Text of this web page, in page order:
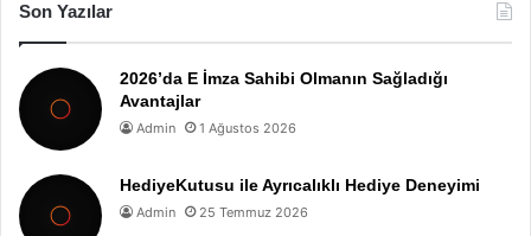
Son Yazılar
2026’da E İmza Sahibi Olmanın Sağladığı
Avantajlar
Admin 1 Ağustos 2026
HediyeKutusu ile Ayrıcalıklı Hediye Deneyimi
Admin 25 Temmuz 2026